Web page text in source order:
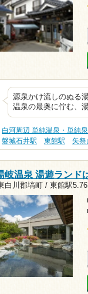
源泉かけ流しのぬる
温泉の最奥に佇む、
白河周辺 単純温泉・単純泉
磐城石井駅
東館駅 矢祭
岐温泉 湯遊ランド
白川郡塙町 / 東館駅